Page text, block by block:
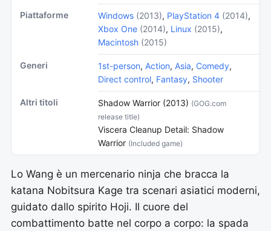
Piattaforme Windows (2013), PlayStation 4 (2014),
Xbox One (2014), Linux (2015),
Macintosh (2015)
Generi 1st-person, Action, Asia, Comedy,
Direct control, Fantasy, Shooter
Altri titoli Shadow Warrior (2013) (GOG.com
release title)
Viscera Cleanup Detail: Shadow
Warrior (Included game)
Lo Wang è un mercenario ninja che bracca la
katana Nobitsura Kage tra scenari asiatici moderni,
guidato dallo spirito Hoji. Il cuore del
combattimento batte nel corpo a corpo: la spada